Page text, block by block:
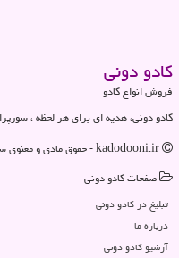
كادو دونی
فروش انواع کادو
کادو دونی، هدیه ای برای هر لحظه ،
صفحات كادو دونی
تبلیغ در كادو دونی
درباره ما
آرشیو كادو دونی